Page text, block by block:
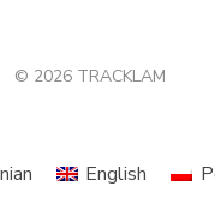
© 2026 TRACKLAM
English